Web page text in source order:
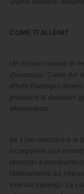
COME TI ALLENI?
Un errore comune di
d’esercizio. Come del
effetti fisiologici
prendere le decisioni
allenamento.
Se il tuo obiettivo è la
incorporare una
(esercizi a movimenti
(Allenamento ad
interval training). La